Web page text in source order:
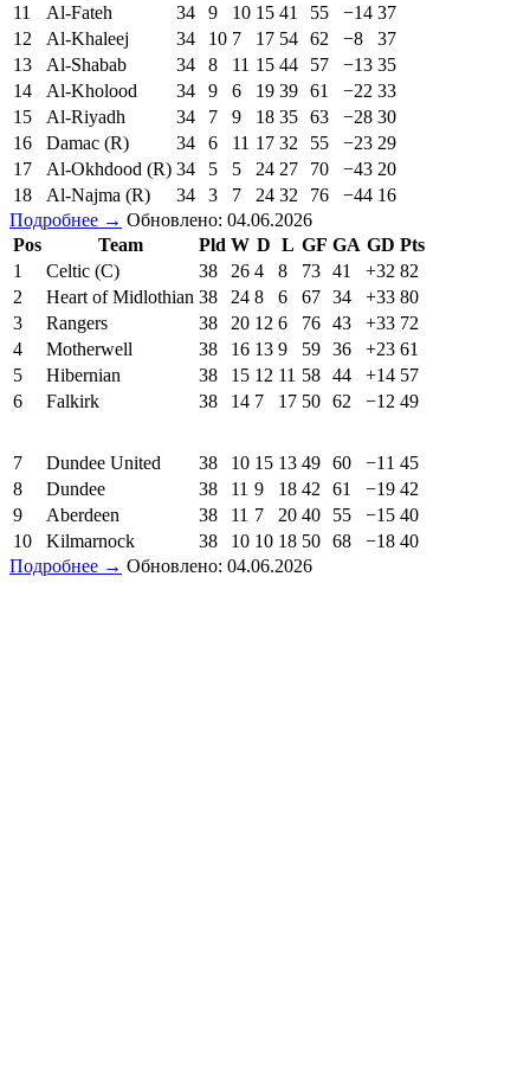
11
Al-Fateh 34 9 10 15 41 55 −14 37
12
Al-Khaleej 34 10 7 17 54 62 −8
37
13
Al-Shabab 34 8 11 15 44 57 −13 35
14
Al-Kholood 34 9 6 19 39 61 −22 33
15
Al-Riyadh 34 7 9 18 35 63 −28 30
16
Damac (R) 34 6 11 17 32 55 −23 29
17
Al-Okhdood (R) 34 5 5 24 27 70 −43 20
18
Al-Najma (R) 34 3 7 24 32 76 −44 16
Подробнее → Обновлено: 04.06.2026
Pos
Team Pld W D L GF GA GD Pts
1
Celtic (C) 38 26 4 8 73 41 +32 82
2
Heart of Midlothian 38 24 8 6 67 34 +33 80
3
Rangers 38 20 12 6 76 43 +33 72
4
Motherwell 38 16 13 9 59 36 +23 61
5
Hibernian 38 15 12 11 58 44 +14 57
6
Falkirk 38 14 7 17 50 62 −12 49
7 Dundee United 38 10 15 13 49 60 −11 45
8
Dundee 38 11 9 18 42 61 −19 42
9
Aberdeen 38 11 7 20 40 55 −15 40
10
Kilmarnock 38 10 10 18 50 68 −18 40
Подробнее → Обновлено: 04.06.2026